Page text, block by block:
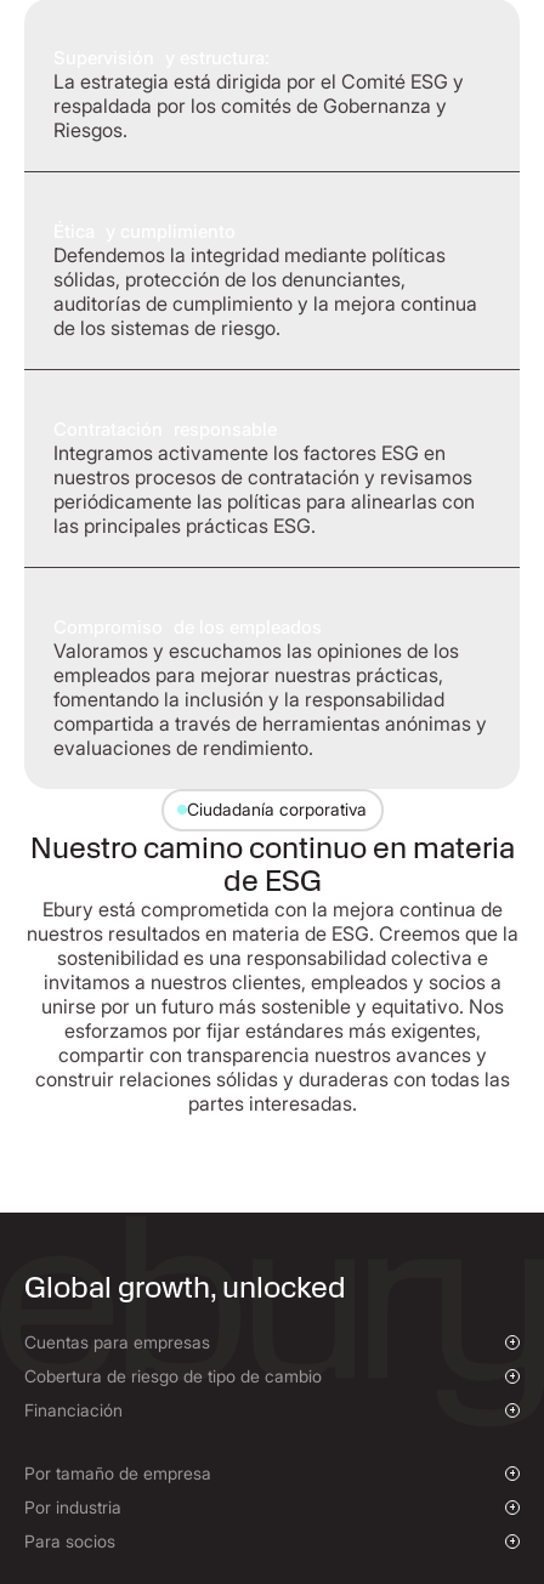
La estrategia está dirigida por el Comité ESG y
respaldada por los comités de Gobernanza y
Riesgos.
Defendemos la integridad mediante políticas
sólidas, protección de los denunciantes,
auditorías de cumplimiento y la mejora continua
de los sistemas de riesgo.
Integramos activamente los factores ESG en
nuestros procesos de contratación y revisamos
periódicamente las políticas para alinearlas con
las principales prácticas ESG.
Valoramos y escuchamos las opiniones de los
empleados para mejorar nuestras prácticas,
fomentando la inclusión y la responsabilidad
compartida a través de herramientas anónimas y
evaluaciones de rendimiento.
Ciudadanía corporativa
Nuestro camino continuo en materia
de ESG
Ebury está comprometida con la mejora continua de
nuestros resultados en materia de ESG. Creemos que la
sostenibilidad es una responsabilidad colectiva e
invitamos a nuestros clientes, empleados y socios a
unirse por un futuro más sostenible y equitativo. Nos
esforzamos por fijar estándares más exigentes,
compartir con transparencia nuestros avances y
construir relaciones sólidas y duraderas con todas las
partes interesadas.
Global growth, unlocked
Cuentas para empresas
Descripción general
Pagos y cobros
Cobertura de riesgo de tipo de cambio
Descripción general
Seguros de tipo de cambio
Políticas de cobertura
Financiación
Por tamaño de empresa
Empresas en fase de crecimiento
Grandes empresas
Por industria
ONG y entidades sin ánimo de lucro
Para socios